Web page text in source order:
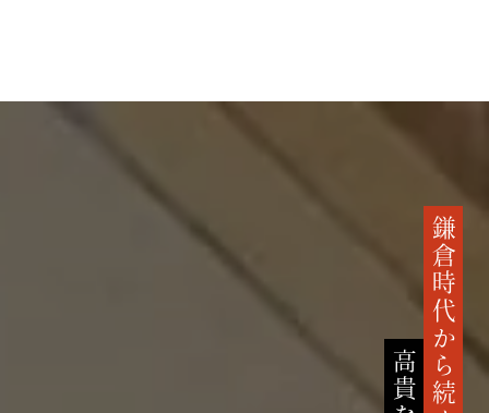
鎌倉時代から続く